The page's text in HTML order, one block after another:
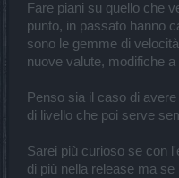
Fare piani su quello che
punto, in passato hanno
sono le gemme di
nuove valute, modifiche a
Penso sia il caso di
di livello che poi serve
Sarei più curioso se con
di più nella release ma